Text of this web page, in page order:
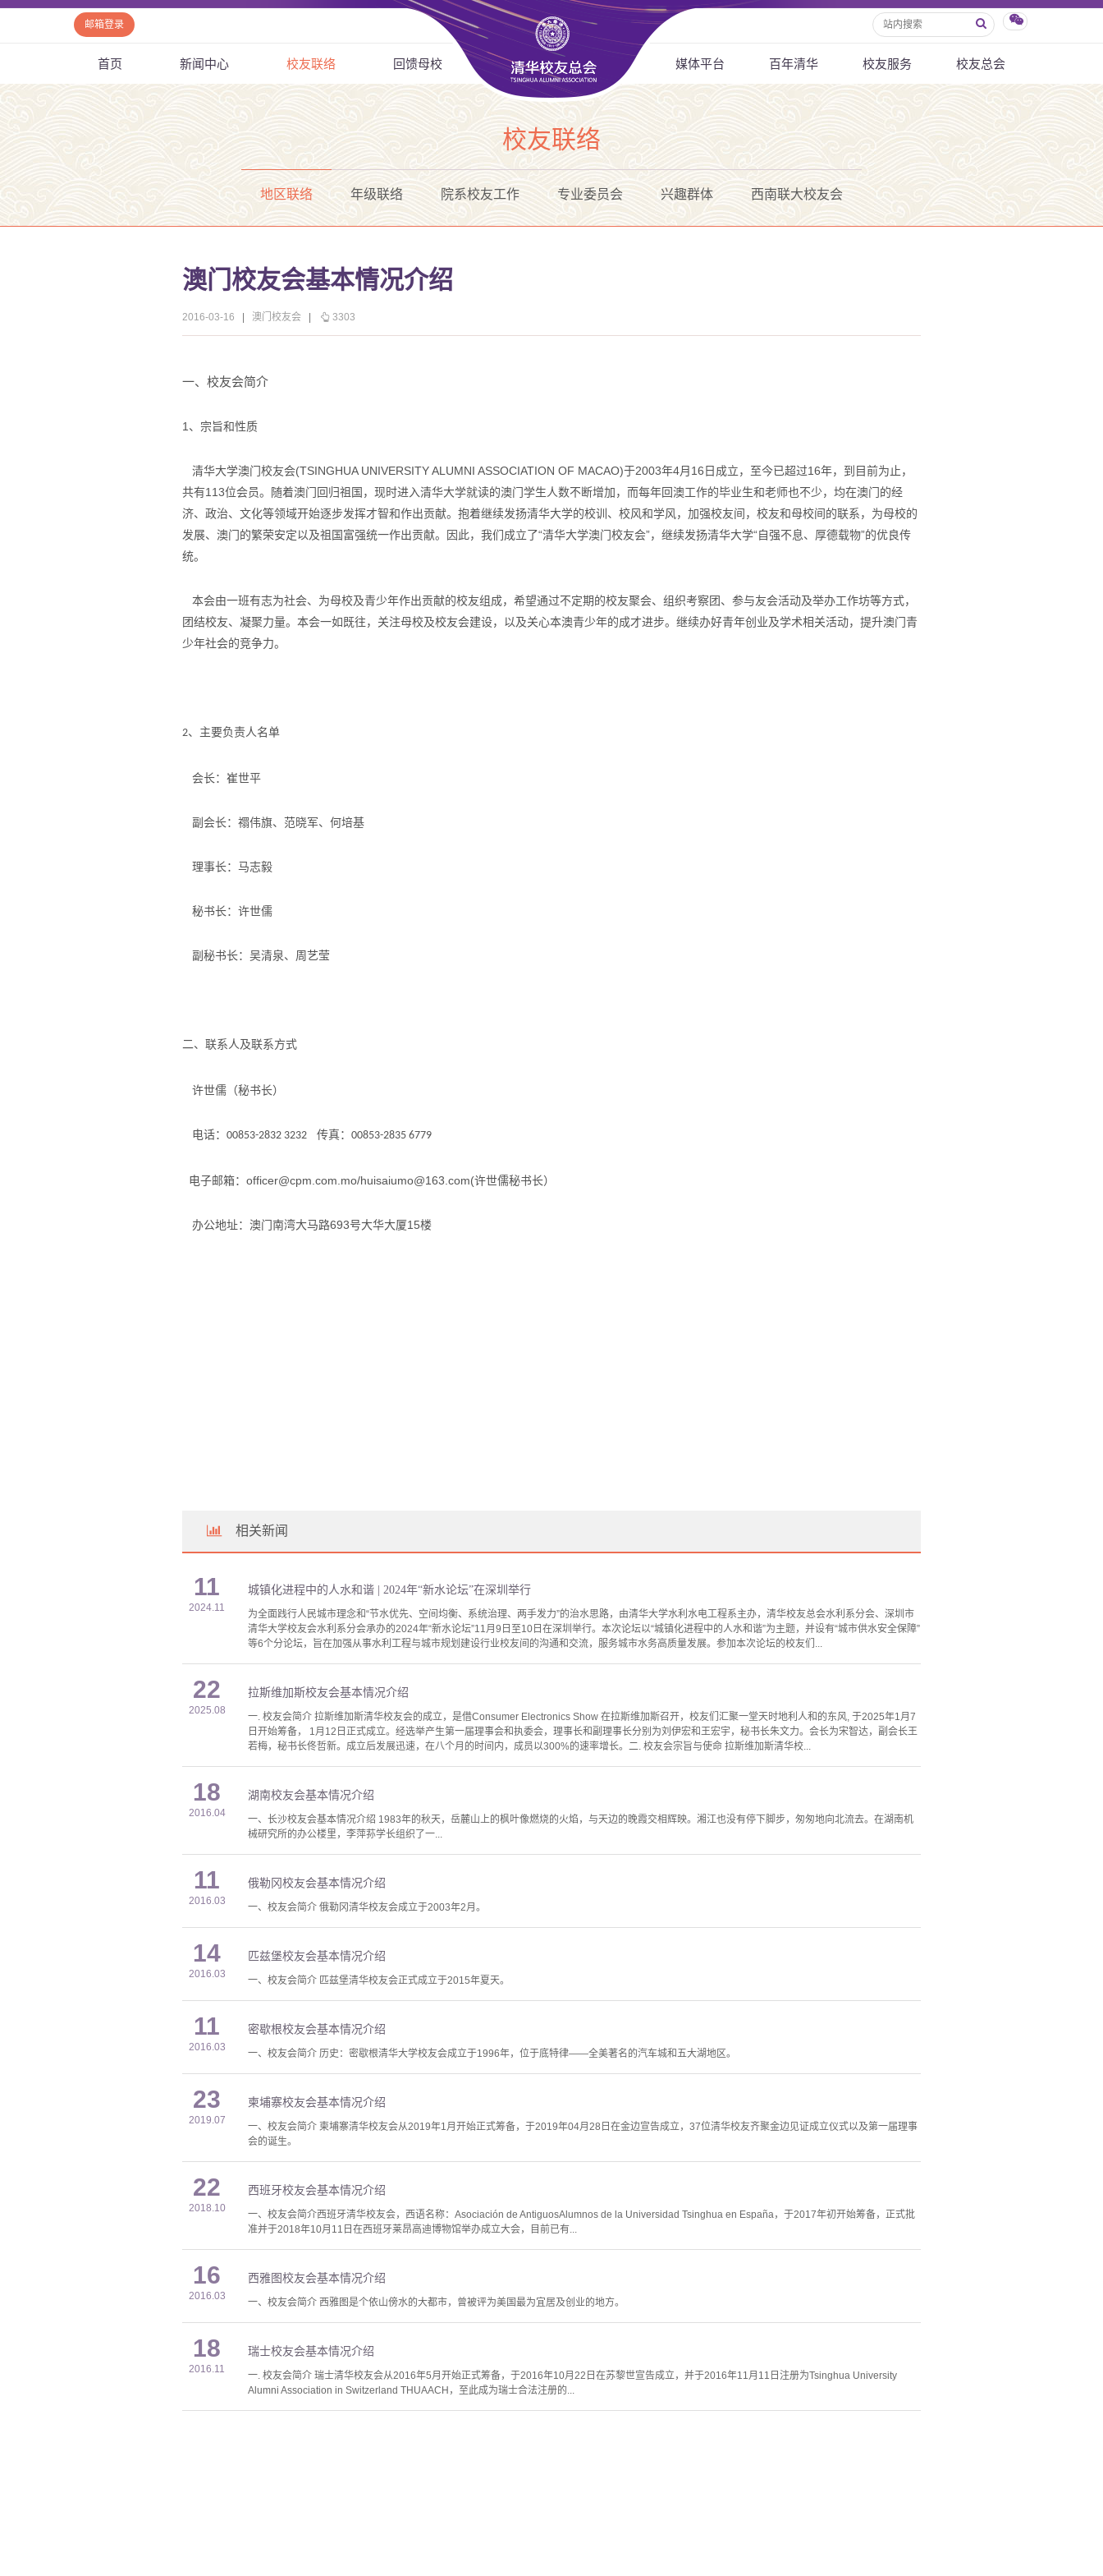
邮箱登录
首页 新闻中心 校友联络 回馈母校 媒体平台 百年清华 校友服务 校友总会
校友联络
地区联络 年级联络 院系校友工作 专业委员会 兴趣群体 西南联大校友会
澳门校友会基本情况介绍
2016-03-16 澳门校友会 3303
一、校友会简介
1、宗旨和性质
清华大学澳门校友会(TSINGHUA UNIVERSITY ALUMNI ASSOCIATION OF MACAO)于2003年4月16日成立，至今已超过16年，到目前为止，
共有113位会员。随着澳门回归祖国，现时进入清华大学就读的澳门学生人数不断增加，而每年回澳工作的毕业生和老师也不少，均在澳门的经
济、政治、文化等领域开始逐步发挥才智和作出贡献。抱着继续发扬清华大学的校训、校风和学风，加强校友间，校友和母校间的联系，为母校的
发展、澳门的繁荣安定以及祖国富强统一作出贡献。因此，我们成立了“清华大学澳门校友会”，继续发扬清华大学“自强不息、厚德载物”的优良传
统。
本会由一班有志为社会、为母校及青少年作出贡献的校友组成，希望通过不定期的校友聚会、组织考察团、参与友会活动及举办工作坊等方式，
团结校友、凝聚力量。本会一如既往，关注母校及校友会建设，以及关心本澳青少年的成才进步。继续办好青年创业及学术相关活动，提升澳门青
少年社会的竞争力。
2、主要负责人名单
会长：崔世平
副会长：禤伟旗、范晓军、何培基
理事长：马志毅
秘书长：许世儒
副秘书长：吴清泉、周艺莹
二、联系人及联系方式
许世儒（秘书长）
电话： 00853-2832 3232 传真： 00853-2835 6779
电子邮箱：officer@cpm.com.mo/huisaiumo@163.com(许世儒秘书长）
办公地址：澳门南湾大马路693号大华大厦15楼
相关新闻
11
2024.11
城镇化进程中的人水和谐 | 2024年“新水论坛”在深圳举行
为全面践行人民城市理念和“节水优先、空间均衡、系统治理、两手发力”的治水思路，由清华大学水利水电工程系主办，清华校友总会水利系分会、深圳市
清华大学校友会水利系分会承办的2024年“新水论坛”11月9日至10日在深圳举行。本次论坛以“城镇化进程中的人水和谐”为主题，并设有“城市供水安全保障”
等6个分论坛，旨在加强从事水利工程与城市规划建设行业校友间的沟通和交流，服务城市水务高质量发展。参加本次论坛的校友们...
22
2025.08
拉斯维加斯校友会基本情况介绍
一. 校友会简介 拉斯维加斯清华校友会的成立，是借Consumer Electronics Show 在拉斯维加斯召开，校友们汇聚一堂天时地利人和的东风, 于2025年1月7
日开始筹备， 1月12日正式成立。经选举产生第一届理事会和执委会，理事长和副理事长分别为刘伊宏和王宏宇，秘书长朱文力。会长为宋智达，副会长王
若梅，秘书长佟哲新。成立后发展迅速，在八个月的时间内，成员以300%的速率增长。二. 校友会宗旨与使命 拉斯维加斯清华校...
18
2016.04
湖南校友会基本情况介绍
一、长沙校友会基本情况介绍 1983年的秋天，岳麓山上的枫叶像燃烧的火焰，与天边的晚霞交相辉映。湘江也没有停下脚步，匆匆地向北流去。在湖南机
械研究所的办公楼里，李萍荪学长组织了一...
11
2016.03
俄勒冈校友会基本情况介绍
一、校友会简介 俄勒冈清华校友会成立于2003年2月。
14
2016.03
匹兹堡校友会基本情况介绍
一、校友会简介 匹兹堡清华校友会正式成立于2015年夏天。
11
2016.03
密歇根校友会基本情况介绍
一、校友会简介 历史：密歇根清华大学校友会成立于1996年，位于底特律——全美著名的汽车城和五大湖地区。
23
2019.07
柬埔寨校友会基本情况介绍
一、校友会简介 柬埔寨清华校友会从2019年1月开始正式筹备，于2019年04月28日在金边宣告成立，37位清华校友齐聚金边见证成立仪式以及第一届理事
会的诞生。
22
2018.10
西班牙校友会基本情况介绍
一、校友会简介西班牙清华校友会，西语名称：Asociación de AntiguosAlumnos de la Universidad Tsinghua en España，于2017年初开始筹备，正式批
准并于2018年10月11日在西班牙莱昂高迪博物馆举办成立大会，目前已有...
16
2016.03
西雅图校友会基本情况介绍
一、校友会简介 西雅图是个依山傍水的大都市，曾被评为美国最为宜居及创业的地方。
18
2016.11
瑞士校友会基本情况介绍
一. 校友会简介 瑞士清华校友会从2016年5月开始正式筹备，于2016年10月22日在苏黎世宣告成立，并于2016年11月11日注册为Tsinghua University
Alumni Association in Switzerland THUAACH，至此成为瑞士合法注册的...